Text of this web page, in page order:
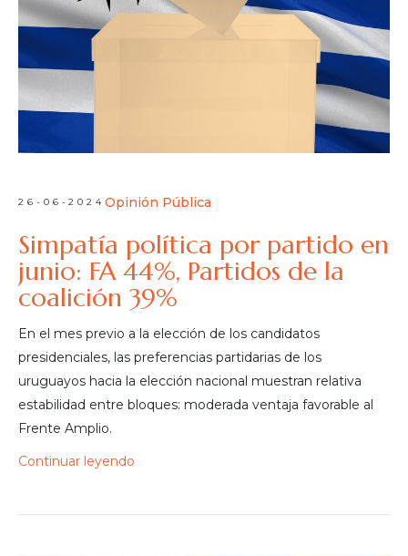
26-06-2024Opinión Pública
Simpatía política por partido en
junio: FA 44%, Partidos de la
coalición 39%
En el mes previo a la elección de los candidatos
presidenciales, las preferencias partidarias de los
uruguayos hacia la elección nacional muestran relativa
estabilidad entre bloques: moderada ventaja favorable al
Frente Amplio.
Continuar leyendo